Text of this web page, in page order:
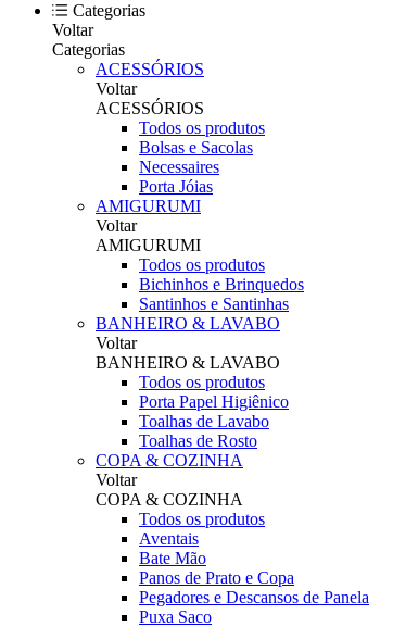
Categorias
Voltar
Categorias
ACESSÓRIOS
Voltar
ACESSÓRIOS
Todos os produtos
Bolsas e Sacolas
Necessaires
Porta Jóias
AMIGURUMI
Voltar
AMIGURUMI
Todos os produtos
Bichinhos e Brinquedos
Santinhos e Santinhas
BANHEIRO & LAVABO
Voltar
BANHEIRO & LAVABO
Todos os produtos
Porta Papel Higiênico
Toalhas de Lavabo
Toalhas de Rosto
COPA & COZINHA
Voltar
COPA & COZINHA
Todos os produtos
Aventais
Bate Mão
Panos de Prato e Copa
Pegadores e Descansos de Panela
Puxa Saco